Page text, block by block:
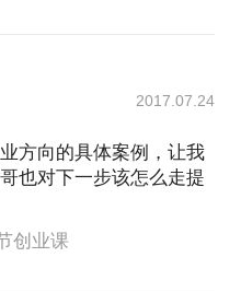
2017.07.24
方向的具体案例，让我
也对下一步该怎么走提
创业课